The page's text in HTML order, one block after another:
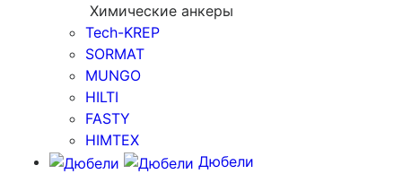
Химические анкеры
Tech-KREP
SORMAT
MUNGO
HILTI
FASTY
HIMTEX
Дюбели